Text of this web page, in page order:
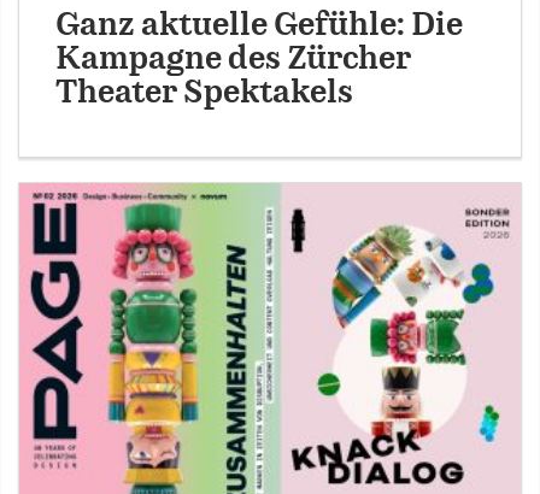
Ganz aktuelle Gefühle: Die
Kampagne des Zürcher
Theater Spektakels